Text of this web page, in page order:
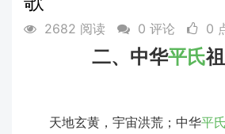
2682 阅读 0 评论 0
二、中华平氏
天地玄黄，宇宙洪荒；中华平氏